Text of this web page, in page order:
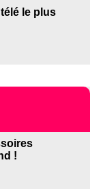
le plus
!